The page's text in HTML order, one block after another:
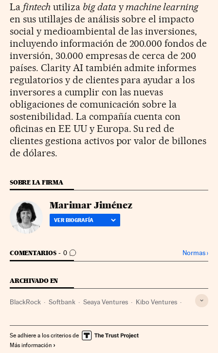
La fintechutiliza big data ymachine learning
en sus utillajes de análisis sobre el impacto
social y medioambiental de las inversiones,
incluyendo información de 200.000 fondos de
inversión, 30.000 empresas de cerca de 200
países. Clarity AI también admite informes
regulatorios y de clientes para ayudar a los
inversores a cumplir con las nuevas
obligaciones de comunicación sobre la
sostenibilidad. La compañía cuenta con
oficinas en EE UU y Europa. Su red de
clientes gestiona activos por valor de billones
de dólares.
SOBRE LA FIRMA
Marimar Jiménez
VER BIOGRAFÍA
COMENTARIOS 0
IR A LOS COMENTARIOS Normas›
ARCHIVADO EN
BlackRock Softbank Seaya Ventures Kibo Ventures
Inteligencia artificial Capital riesgo
Se adhiere a los criterios de
Más información